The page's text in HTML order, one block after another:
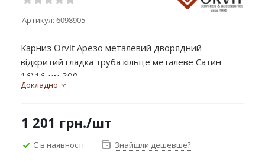
Артикул:6098905
Карниз Orvit Арезо металевий дворядний
відкритий гладка труба кільце металеве Сатин
16\16 мм 300...
Докладно
1 201 грн./шт
Є в наявності Знайшли дешевше?